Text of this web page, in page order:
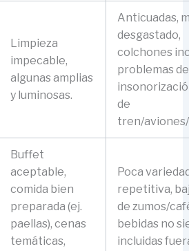
Limpieza
impecable,
algunas amplias
y luminosas.
Anticuadas,
desgastado,
colchones
problemas de
de
tren/
Buffet
aceptable,
comida bien
preparada (ej.
paellas), cenas
temáticas,
Poca
repetitiva,
de zumos/
bebidas no
incluidas